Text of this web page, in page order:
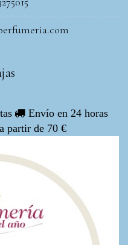
Envío en 24 horas
partir de 70 €